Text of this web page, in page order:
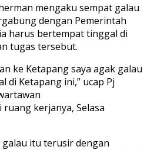
mengaku sempat galau
dengan Pemerintah
harus bertempat tinggal di
tugas tersebut.
ke Ketapang saya agak galau
di Ketapang ini,” ucap Pj
kerjanya, Selasa
itu terusir dengan